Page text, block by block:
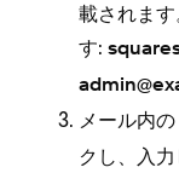
載されま
す⁠:
メ⁠ール内
クし⁠、入